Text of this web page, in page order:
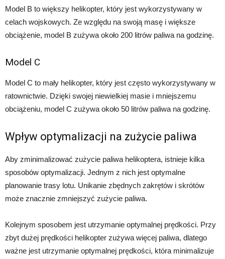
Model B to większy helikopter, który jest wykorzystywany w
celach wojskowych. Ze względu na swoją masę i większe
obciążenie, model B zużywa około 200 litrów paliwa na godzinę.
Model C
Model C to mały helikopter, który jest często wykorzystywany w
ratownictwie. Dzięki swojej niewielkiej masie i mniejszemu
obciążeniu, model C zużywa około 50 litrów paliwa na godzinę.
Wpływ optymalizacji na zużycie paliwa
Aby zminimalizować zużycie paliwa helikoptera, istnieje kilka
sposobów optymalizacji. Jednym z nich jest optymalne
planowanie trasy lotu. Unikanie zbędnych zakrętów i skrótów
może znacznie zmniejszyć zużycie paliwa.
Kolejnym sposobem jest utrzymanie optymalnej prędkości. Przy
zbyt dużej prędkości helikopter zużywa więcej paliwa, dlatego
ważne jest utrzymanie optymalnej prędkości, która minimalizuje